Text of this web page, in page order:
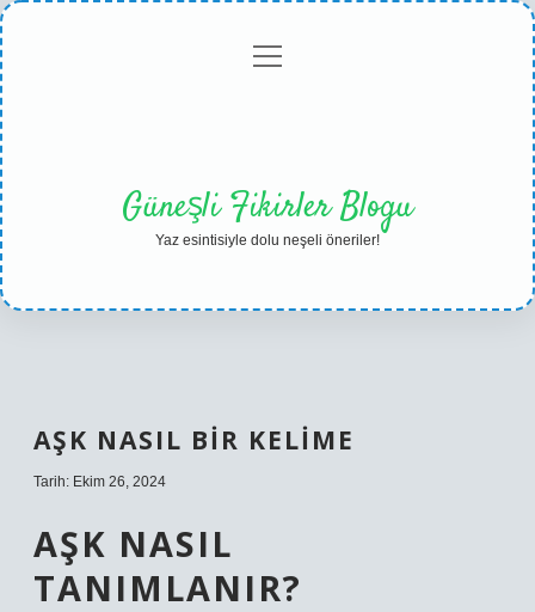
Gizlilikmenüyü
Güneşli Fikirler Blogu
Yaz esintisiyle dolu neşeli öneriler!
AŞK NASIL BIR KELIME
Tarih: Ekim 26, 2024
AŞK NASIL
TANIMLANIR?